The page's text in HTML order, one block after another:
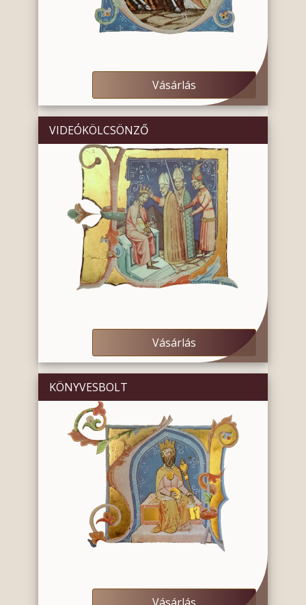
Vásárlás
VIDEÓKÖLCSÖNZŐ
Vásárlás
KÖNYVESBOLT